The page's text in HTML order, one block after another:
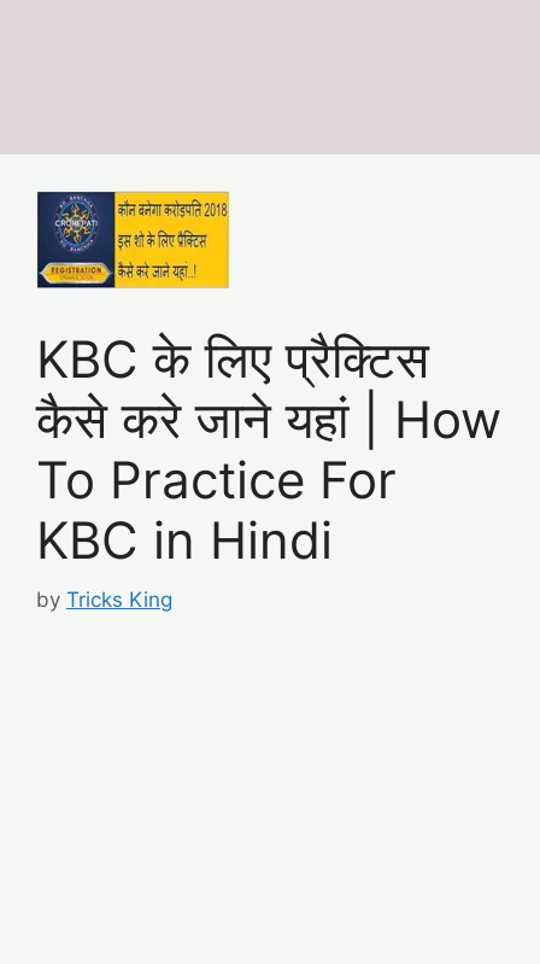
KBC के लिए प्रैक्टिस
कैसे करे जाने यहां | How
To Practice For
KBC in Hindi
by Tricks King